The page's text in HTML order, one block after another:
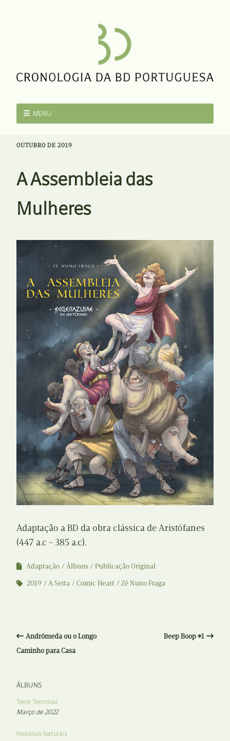
MENU
OUTUBRO DE 2019
A Assembleia das
Mulheres
Adaptação a BD da obra clássica de Aristófanes
(447 a.c – 385 a.c).
Adaptação Álbuns
Publicação Original
2019
A Seita Comic Heart Zé Nuno Fraga
Andrómeda ou o Longo
Caminho para Casa
Beep Boop #1
ÁLBUNS
Torre Terminal
Março de 2022
Histórias Naturais